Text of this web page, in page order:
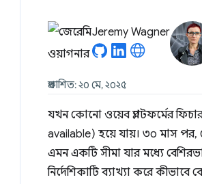
Jeremy Wagner
প্রকাশিত: ২০ মে, ২০২৫
যখন কোনো ওয়েব প্ল্যাটফর্মের
available) হয়ে যায়। ৩০ মাস পর,
এমন একটি সীমা যার মধ্যে
নির্দেশিকাটি ব্যাখ্যা করে